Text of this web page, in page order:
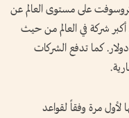
على مستوى العالم عن
لتصبح ثاني أكبر شركة في العالم من حيث
آبل التي دفعت 29.7 مليار دولار. كما تدفع الشركات
مرة وفقاً لقواعد